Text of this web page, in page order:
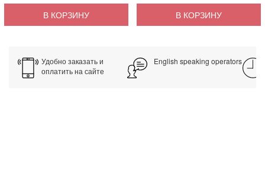
В КОРЗИНУ В КОРЗИНУ
Удобно заказать и
оплатить на сайте
English speaking operators